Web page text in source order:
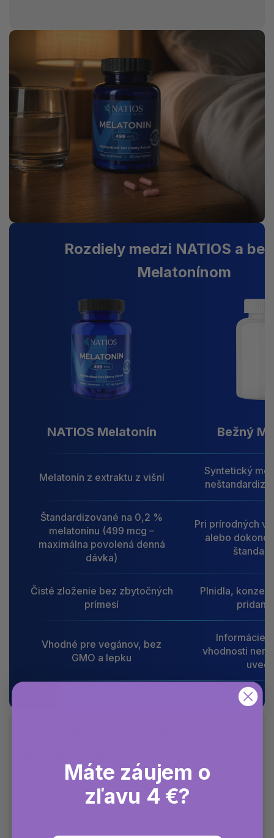
Rozdiely medzi NATIOS a
Melatonínom
NATIOS Melatonín Bežný
Melatonín z extraktu z višní
Syntetický
Štandardizované na 0,2 %
melatonínu (499 mcg –
maximálna povolená denná
dávka)
Pri prírodných
alebo
Čisté zloženie bez zbytočných
prímesí
Plnidla,
Vhodné pre vegánov, bez
GMO a lepku
Informácie
vhodnosti
Máte záujem o
zľavu 4 €?